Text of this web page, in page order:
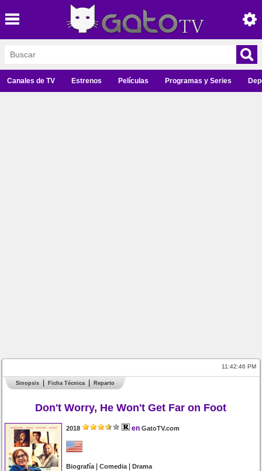
Canales de TV Estrenos Películas Programas y Series
11:42:46 PM
Sinopsis Ficha Técnica Reparto
Don't Worry, He Won't Get Far on Foot
2018 en GatoTV.com
Biografía|Comedia|Drama